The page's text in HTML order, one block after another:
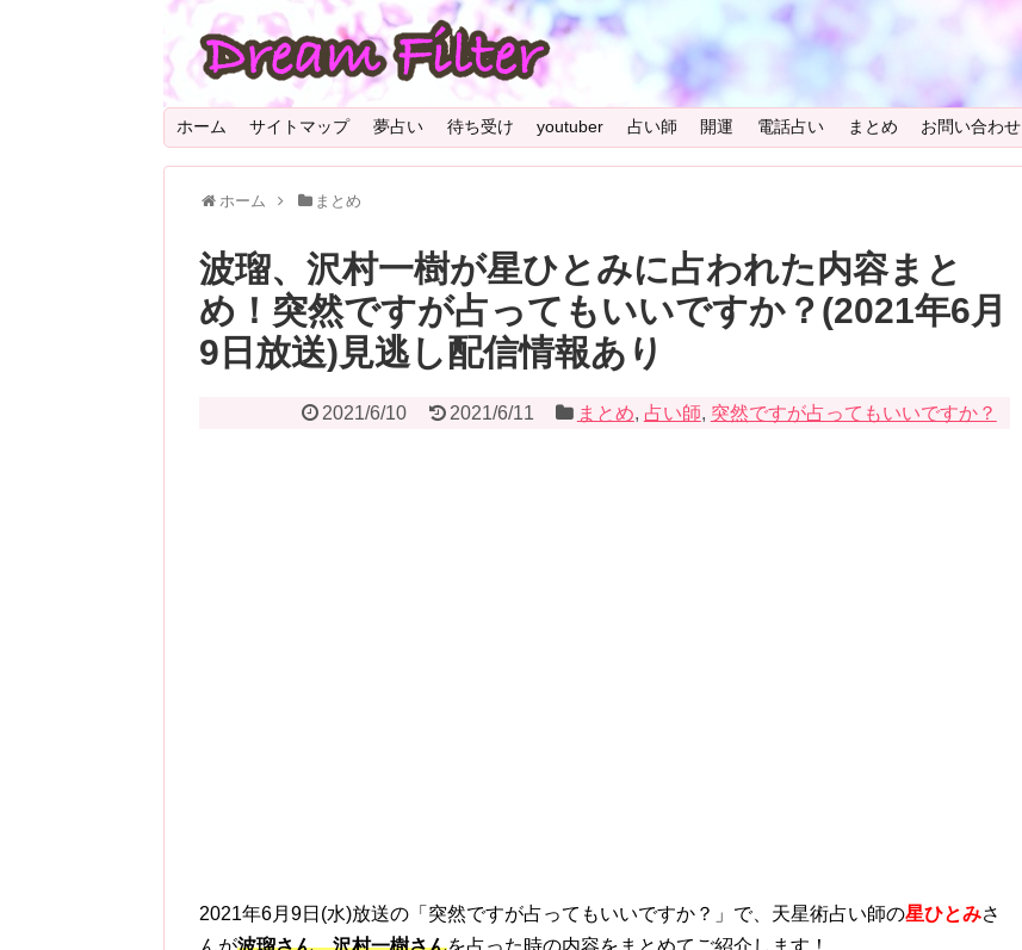
ホーム サイトマップ 夢占い 待ち受け youtuber 占い師 開運 電話占い まとめ お問い合わせ
ホーム まとめ
波瑠、沢村一樹が星ひとみに占われた内容まと
め！突然ですが占ってもいいですか？(2021年6月
9日放送)見逃し配信情報あり
2021/6/10 2021/6/11 まとめ, 占い師, 突然ですが占ってもいいですか？
2021年6月9日(水)放送の「突然ですが占ってもいいですか？」で、天星術占い師の星ひとみさ
んが波瑠さん、沢村一樹さんを占った時の内容をまとめてご紹介します！